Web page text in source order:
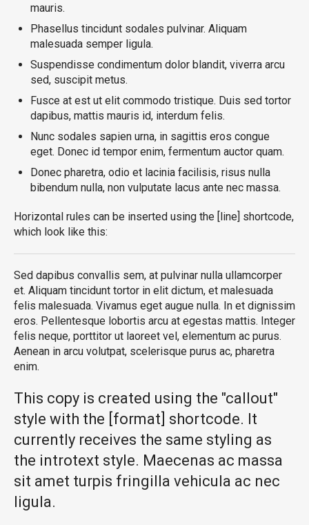
mauris.
Phasellus tincidunt sodales pulvinar. Aliquam
malesuada semper ligula.
Suspendisse condimentum dolor blandit, viverra arcu
sed, suscipit metus.
Fusce at est ut elit commodo tristique. Duis sed tortor
dapibus, mattis mauris id, interdum felis.
Nunc sodales sapien urna, in sagittis eros congue
eget. Donec id tempor enim, fermentum auctor quam.
Donec pharetra, odio et lacinia facilisis, risus nulla
bibendum nulla, non vulputate lacus ante nec massa.
Horizontal rules can be inserted using the [line] shortcode,
which look like this:
Sed dapibus convallis sem, at pulvinar nulla ullamcorper
et. Aliquam tincidunt tortor in elit dictum, et malesuada
felis malesuada. Vivamus eget augue nulla. In et dignissim
eros. Pellentesque lobortis arcu at egestas mattis. Integer
felis neque, porttitor ut laoreet vel, elementum ac purus.
Aenean in arcu volutpat, scelerisque purus ac, pharetra
enim.
This copy is created using the "callout"
style with the [format] shortcode. It
currently receives the same styling as
the introtext style. Maecenas ac massa
sit amet turpis fringilla vehicula ac nec
ligula.